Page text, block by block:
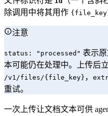
除调用中将其用作
注意
status: "processed" 表示
本可能仍在处理中。上传后
/v1/files/{file_key} ，
重试。
一次上传让文档文本可供